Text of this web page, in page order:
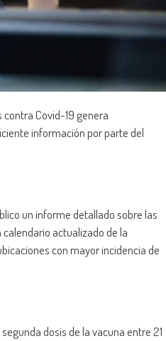
Covid-19 genera
información por parte del
un informe detallado sobre las
actualizado de la
con mayor incidencia de
dosis de la vacuna entre 21